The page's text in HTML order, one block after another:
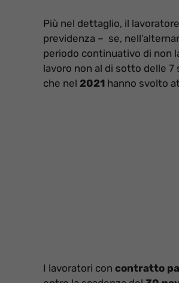
Più nel dettaglio, il
previdenza – se,
periodo continuativo di non
lavoro non al di sotto delle
che nel 2021 hanno svolto
I lavoratori con contratto